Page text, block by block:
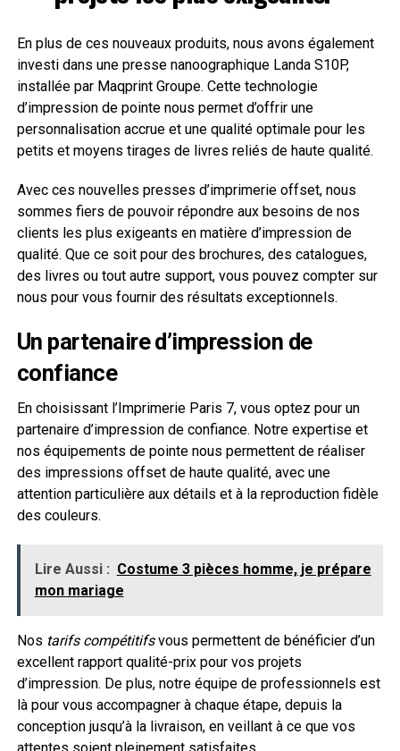
En plus de ces nouveaux produits, nous avons également
investi dans une presse nanoographique Landa S10P,
installée par Maqprint Groupe. Cette technologie
d’impression de pointe nous permet d’offrir une
personnalisation accrue et une qualité optimale pour les
petits et moyens tirages de livres reliés de haute qualité.
Avec ces nouvelles presses d’imprimerie offset, nous
sommes fiers de pouvoir répondre aux besoins de nos
clients les plus exigeants en matière d’impression de
qualité. Que ce soit pour des brochures, des catalogues,
des livres ou tout autre support, vous pouvez compter sur
nous pour vous fournir des résultats exceptionnels.
Un partenaire d’impression de
confiance
En choisissant l’Imprimerie Paris 7, vous optez pour un
partenaire d’impression de confiance. Notre expertise et
nos équipements de pointe nous permettent de réaliser
des impressions offset de haute qualité, avec une
attention particulière aux détails et à la reproduction fidèle
des couleurs.
Lire Aussi : Costume 3 pièces homme, je prépare
mon mariage
Nos tarifs compétitifsvous permettent de bénéficier d’un
excellent rapport qualité-prix pour vos projets
d’impression. De plus, notre équipe de professionnels est
là pour vous accompagner à chaque étape, depuis la
conception jusqu’à la livraison, en veillant à ce que vos